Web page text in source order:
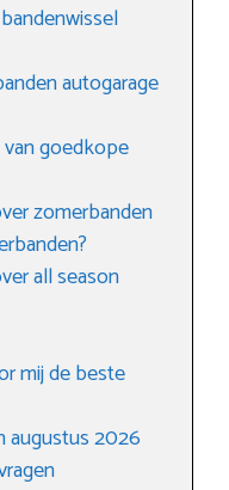
autogarage
goedkope
zomerbanden
all season
mij de beste
augustus 2026